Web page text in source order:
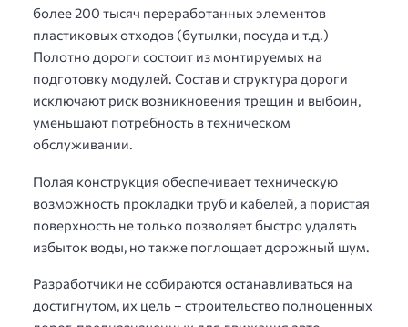
более 200 тысяч переработанных элементов
пластиковых отходов (бутылки, посуда и т.д.)
Полотно дороги состоит из монтируемых на
подготовку модулей. Состав и структура дороги
исключают риск возникновения трещин и выбоин,
уменьшают потребность в техническом
обслуживании.
Полая конструкция обеспечивает техническую
возможность прокладки труб и кабелей, а пористая
поверхность не только позволяет быстро удалять
избыток воды, но также поглощает дорожный шум.
Разработчики не собираются останавливаться на
достигнутом, их цель – строительство полноценных